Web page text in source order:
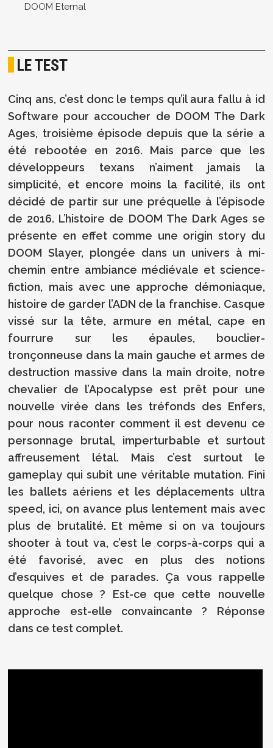
DOOM Eternal
LE TEST
Cinq ans, c’est donc le temps qu’il aura fallu à id
Software pour accoucher de DOOM The Dark
Ages, troisième épisode depuis que la série a
été rebootée en 2016. Mais parce que les
développeurs texans n’aiment jamais la
simplicité, et encore moins la facilité, ils ont
décidé de partir sur une préquelle à l’épisode
de 2016. L’histoire de DOOM The Dark Ages se
présente en effet comme une origin story du
DOOM Slayer, plongée dans un univers à mi-
chemin entre ambiance médiévale et science-
fiction, mais avec une approche démoniaque,
histoire de garder l’ADN de la franchise. Casque
vissé sur la tête, armure en métal, cape en
fourrure sur les épaules, bouclier-
tronçonneuse dans la main gauche et armes de
destruction massive dans la main droite, notre
chevalier de l’Apocalypse est prêt pour une
nouvelle virée dans les tréfonds des Enfers,
pour nous raconter comment il est devenu ce
personnage brutal, imperturbable et surtout
affreusement létal. Mais c’est surtout le
gameplay qui subit une véritable mutation. Fini
les ballets aériens et les déplacements ultra
speed, ici, on avance plus lentement mais avec
plus de brutalité. Et même si on va toujours
shooter à tout va, c’est le corps-à-corps qui a
été favorisé, avec en plus des notions
d’esquives et de parades. Ça vous rappelle
quelque chose ? Est-ce que cette nouvelle
approche est-elle convaincante ? Réponse
dans ce test complet.